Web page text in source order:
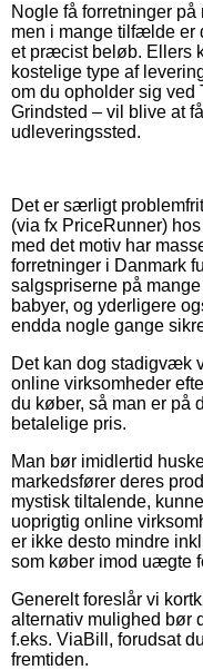
Nogle få forretninger
men i mange tilfælde er
et præcist beløb. Ellers
kostelige type af
om du opholder sig ved
Grindsted – vil blive at
udleveringssted.
Det er særligt
(via fx PriceRunner)
med det motiv har
forretninger i Danmark
salgspriserne på
babyer, og yderligere
endda nogle gange
Det kan dog stadigvæk
online virksomheder
du køber, så man er på
betalelige pris.
Man bør imidlertid
markedsfører deres
mystisk tiltalende,
uoprigtig online
er ikke desto mindre
som køber imod uægte
Generelt foreslår vi
alternativ mulighed bør
f.eks. ViaBill, forudsat
fremtiden.